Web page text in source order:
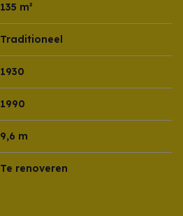
135 m²
Traditioneel
1930
1990
9,6 m
Te renoveren